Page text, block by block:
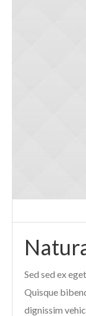
Sed sed ex
Quisque
dignissim